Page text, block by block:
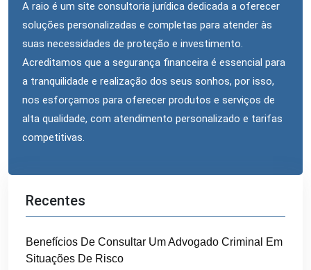
A raio é um site consultoria jurídica dedicada a oferecer
soluções personalizadas e completas para atender às
suas necessidades de proteção e investimento.
Acreditamos que a segurança financeira é essencial para
a tranquilidade e realização dos seus sonhos, por isso,
nos esforçamos para oferecer produtos e serviços de
alta qualidade, com atendimento personalizado e tarifas
competitivas.
Recentes
Benefícios De Consultar Um Advogado Criminal Em
Situações De Risco